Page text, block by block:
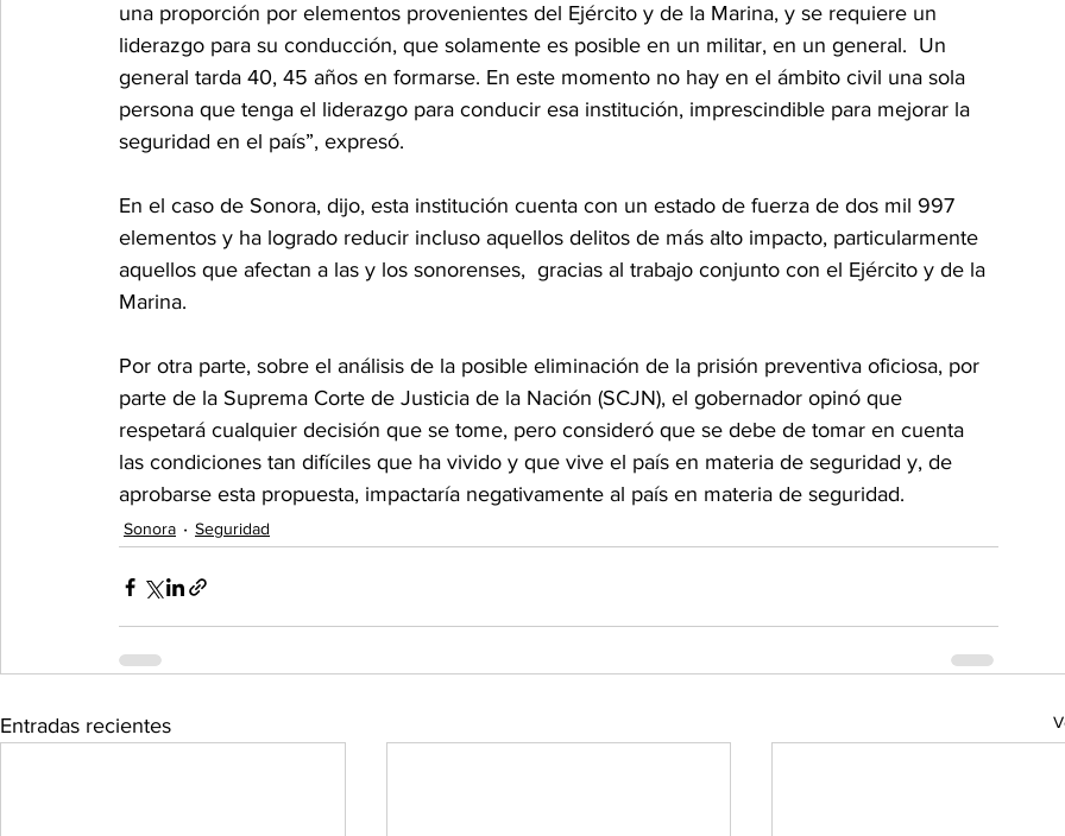
una proporción por elementos provenientes del Ejército y de la Marina, y se requiere un
liderazgo para su conducción, que solamente es posible en un militar, en un general.  Un
general tarda 40, 45 años en formarse. En este momento no hay en el ámbito civil una sola
persona que tenga el liderazgo para conducir esa institución, imprescindible para mejorar la
seguridad en el país”, expresó.
En el caso de Sonora, dijo, esta institución cuenta con un estado de fuerza de dos mil 997
elementos y ha logrado reducir incluso aquellos delitos de más alto impacto, particularmente
aquellos que afectan a las y los sonorenses,  gracias al trabajo conjunto con el Ejército y de la
Marina.
Por otra parte, sobre el análisis de la posible eliminación de la prisión preventiva oficiosa, por
parte de la Suprema Corte de Justicia de la Nación (SCJN), el gobernador opinó que
respetará cualquier decisión que se tome, pero consideró que se debe de tomar en cuenta
las condiciones tan difíciles que ha vivido y que vive el país en materia de seguridad y, de
aprobarse esta propuesta, impactaría negativamente al país en materia de seguridad.
Sonora Seguridad
Entradas recientes